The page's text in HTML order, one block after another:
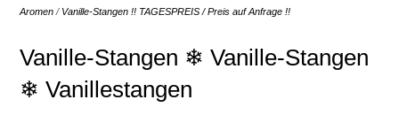
Aromen / Vanille-Stangen !! TAGESPREIS / Preis auf Anfrage !!
Vanille-Stangen ❄ Vanille-Stangen
❄ Vanillestangen